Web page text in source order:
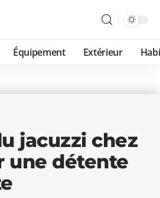
Équipement Extérieur
jacuzzi chez
une détente